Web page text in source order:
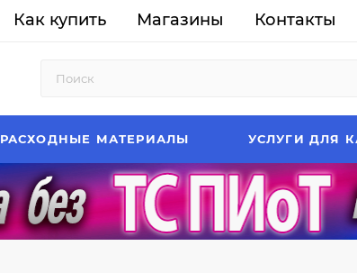
Как купить Магазины Контакты
РАСХОДНЫЕ МАТЕРИАЛЫ УСЛУГИ ДЛЯ